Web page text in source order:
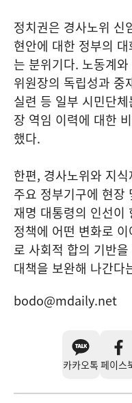
정치권은 경사노위 신
현안에 대한 정부의
는 분위기다. 노동계
위원장의 독립성과 중
실련 등 일부 시민단
장 역임 이력에 대한
했다.
한편, 경사노위와 지
주요 정부기구에 현장
재명 대통령의 인선이
정책에 어떤 변화로
로 사회적 합의 기반
대책을 보완해 나간다
bodo@mdaily.net
카카오톡 페이스